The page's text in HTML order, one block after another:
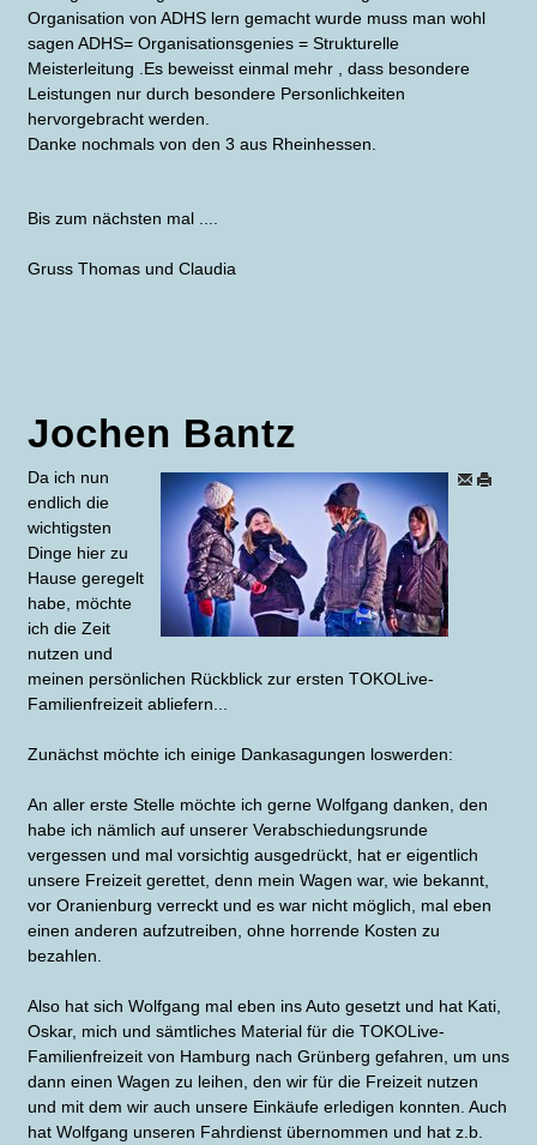
Organisation von ADHS lern gemacht wurde muss man wohl
sagen ADHS= Organisationsgenies = Strukturelle
Meisterleitung .Es beweisst einmal mehr , dass besondere
Leistungen nur durch besondere Personlichkeiten
hervorgebracht werden.
Danke nochmals von den 3 aus Rheinhessen.
Bis zum nächsten mal ....
Gruss Thomas und Claudia
Jochen Bantz
Da ich nun
endlich die
wichtigsten
Dinge hier zu
Hause geregelt
habe, möchte
ich die Zeit
nutzen und
meinen persönlichen Rückblick zur ersten TOKOLive-
Familienfreizeit abliefern...
Zunächst möchte ich einige Dankasagungen loswerden:
An aller erste Stelle möchte ich gerne Wolfgang danken, den
habe ich nämlich auf unserer Verabschiedungsrunde
vergessen und mal vorsichtig ausgedrückt, hat er eigentlich
unsere Freizeit gerettet, denn mein Wagen war, wie bekannt,
vor Oranienburg verreckt und es war nicht möglich, mal eben
einen anderen aufzutreiben, ohne horrende Kosten zu
bezahlen.
Also hat sich Wolfgang mal eben ins Auto gesetzt und hat Kati,
Oskar, mich und sämtliches Material für die TOKOLive-
Familienfreizeit von Hamburg nach Grünberg gefahren, um uns
dann einen Wagen zu leihen, den wir für die Freizeit nutzen
und mit dem wir auch unsere Einkäufe erledigen konnten. Auch
hat Wolfgang unseren Fahrdienst übernommen und hat z.b.